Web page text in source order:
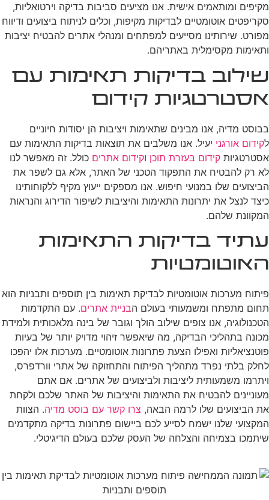
מקיפים ומותאמים אישית. אנו מציעים סביבות בדיקה וירטואליות,
סקריפטים אוטומטיים לבדיקות מקיפות, וכלים לניתוח ביצועים ודיווח
מפורט. שירותינו מסייעים למפתחים ומנהלי אתרים להבטיח יציבות
ותאימות מקסימלית באתריהם.
שילוב בדיקות תאימות עם
אסטרטגיות קידום
בבוסט מדיה, אנו מבינים שתאימות ויציבות הן יסודות חיוניים
לקידום אורגני יעיל. אנו משלבים את תוצאות בדיקות התאימות עם
אסטרטגיות קידום בעזרת תוכן וקידום אתרים כולל. זה מאפשר לנו
לא רק להבטיח את התפקוד הטכני של האתר, אלא גם לשפר את
הביצועים שלו במנועי חיפוש. אנו מספקים ייעוץ מקיף ללקוחותינו
כיצד לנצל את יתרונות התאימות והיציבות לשיפור הדירוג והנראות
המקוונת שלהם.
עתיד בדיקות התאימות
האוטומטיות
פיתוח מערכות אוטומטיות לבדיקת תאימות בין תוספים ותבניות הוא
תחום מתפתח ומשמעותי בעולם הבניית אתרים. עם התקדמות
הטכנולוגיה, אנו צופים שילוב הולך וגובר של בינה מלאכותית ולמידת
מכונה בתהליכי הבדיקה, מה שיאפשר זיהוי מדויק יותר של בעיות
פוטנציאליות ואפילו הצעת פתרונות אוטומטיים. מערכות אלו יהפכו
לחלק בלתי נפרד מתהליך הפיתוח והתחזוקה של אתרי וורדפרס,
ויתרמו משמעותית ליציבות ולביצועים של אתרים. אם אתם
מעוניינים להבטיח את התאימות והיציבות של האתר שלכם ולקחת
את הביצועים שלו לרמה הבאה, צרו קשר עם בוסט מדיה. הצוות
המקצועי שלנו ישמח לסייע לכם ביישום פתרונות בדיקה מתקדמים
שיתמכו בצמיחה והצלחה של העסק שלכם בעולם הדיגיטלי.